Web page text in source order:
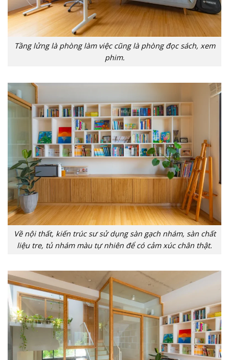
Tầng lửng là phòng làm việc cũng là phòng đọc sách, xem
phim.
Về nội thất, kiến trúc sư sử dụng sàn gạch nhám, sàn chất
liệu tre, tủ nhám màu tự nhiên để có cảm xúc chân thật.